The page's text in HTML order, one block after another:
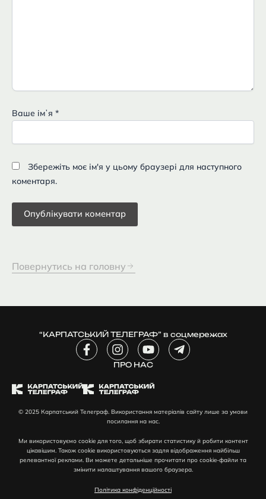
Ваше імʼя *
Збережіть моє ім'я у цьому браузері для наступного
коментаря.
Повернутись на головну
“КАРПАТСЬКИЙ ТЕЛЕГРАФ” в соцмережах
F
a
b
o
-
f
I
n
s
a
r
a
m
Y
o
u
t
u
e
T
e
a
-
p
l
a
ПРО НАС
© 2025 Карпатський Телеграф. Використання матеріалів сайту лише за умови
посилання на нас.
Ми використовуємо cookie для того, щоб збирати статистику й робити контент
цікавішим. Також cookie використовуються задля відображення найбільш
релевантної реклами. Ви можете детальніше прочитати про cookie-файли та
змінити налаштування вашого браузера.
Політика конфіденційності